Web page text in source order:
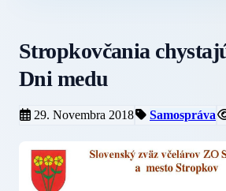
Stropkovčania
Dni medu
29. Novembra 2018 Samospráva